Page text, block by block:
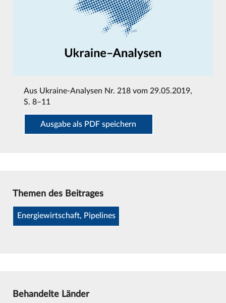
Aus Ukraine-Analysen Nr. 218 vom 29.05.2019,
S. 8–11
Ausgabe als PDF speichern
Themen des Beitrages
Energiewirtschaft, Pipelines
Behandelte Länder